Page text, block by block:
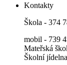
Kontakty
Škola - 374
mobil - 739
Mateřská
Školní